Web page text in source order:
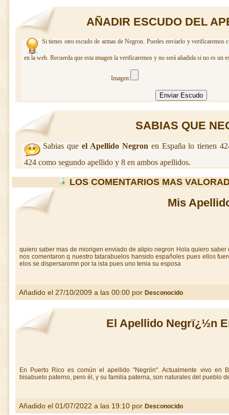
AÑADIR ESCUDO DEL
Si tienes otro escudo de armas de Negron. Puedes enviarlo y verificaremos
en la web. Recuerda que esta imagen la verificaremos y no será añadida si no es un
Imagen:
SABIAS QUE
Sabias queel Apellido Negron en España lo tienen
424 como segundo apellido y 8 en ambos apellidos.
LOS COMENTARIOS MAS
Mis
quiero saber mas de miorigen enviado de alipio negron Hola quiero
nos comentaron q nuestro tatarabuelos hansido españoles pues ellos
elos se dispersaromn por la isla pues uno tenia su esposa
Añadido el 27/10/2009 a las 00:00 por Desconocido
El Apellido Negrï¿½n
En Puerto Rico es común el apellido "Negrón". Actualmente vivo en
bisabuelo paterno, pero él, y su familia paterna, son naturales del pueblo
Añadido el 01/07/2022 a las 19:10 por Desconocido